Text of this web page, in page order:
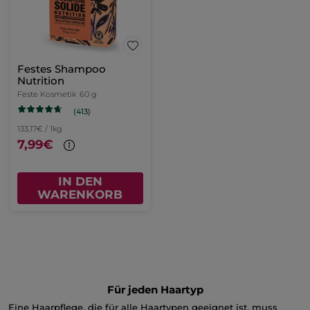
Festes Shampoo
Nutrition
Feste Kosmetik 60 g
(413)
133,17€ / 1kg
7,99€
IN DEN
WARENKORB
Für jeden Haartyp
Eine Haarpflege, die für alle Haartypen geeignet ist, muss